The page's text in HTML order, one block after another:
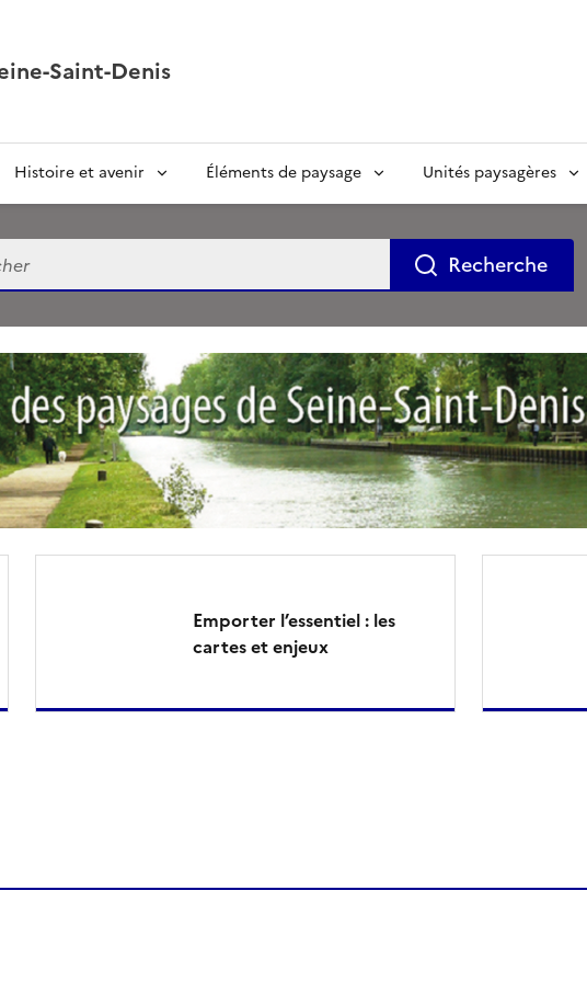
Saint-Denis
Histoire et avenir Éléments de paysage Unités paysagères
Recherche
Emporter l’essentiel : les
cartes et enjeux